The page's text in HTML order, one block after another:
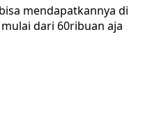
mendapatkannya di
dari 60ribuan aja